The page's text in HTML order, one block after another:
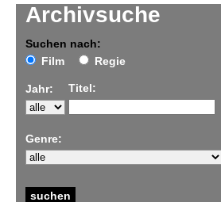
Archivsuche
Suchen nach:
Film
Regie
Jahr: Titel:
Genre: